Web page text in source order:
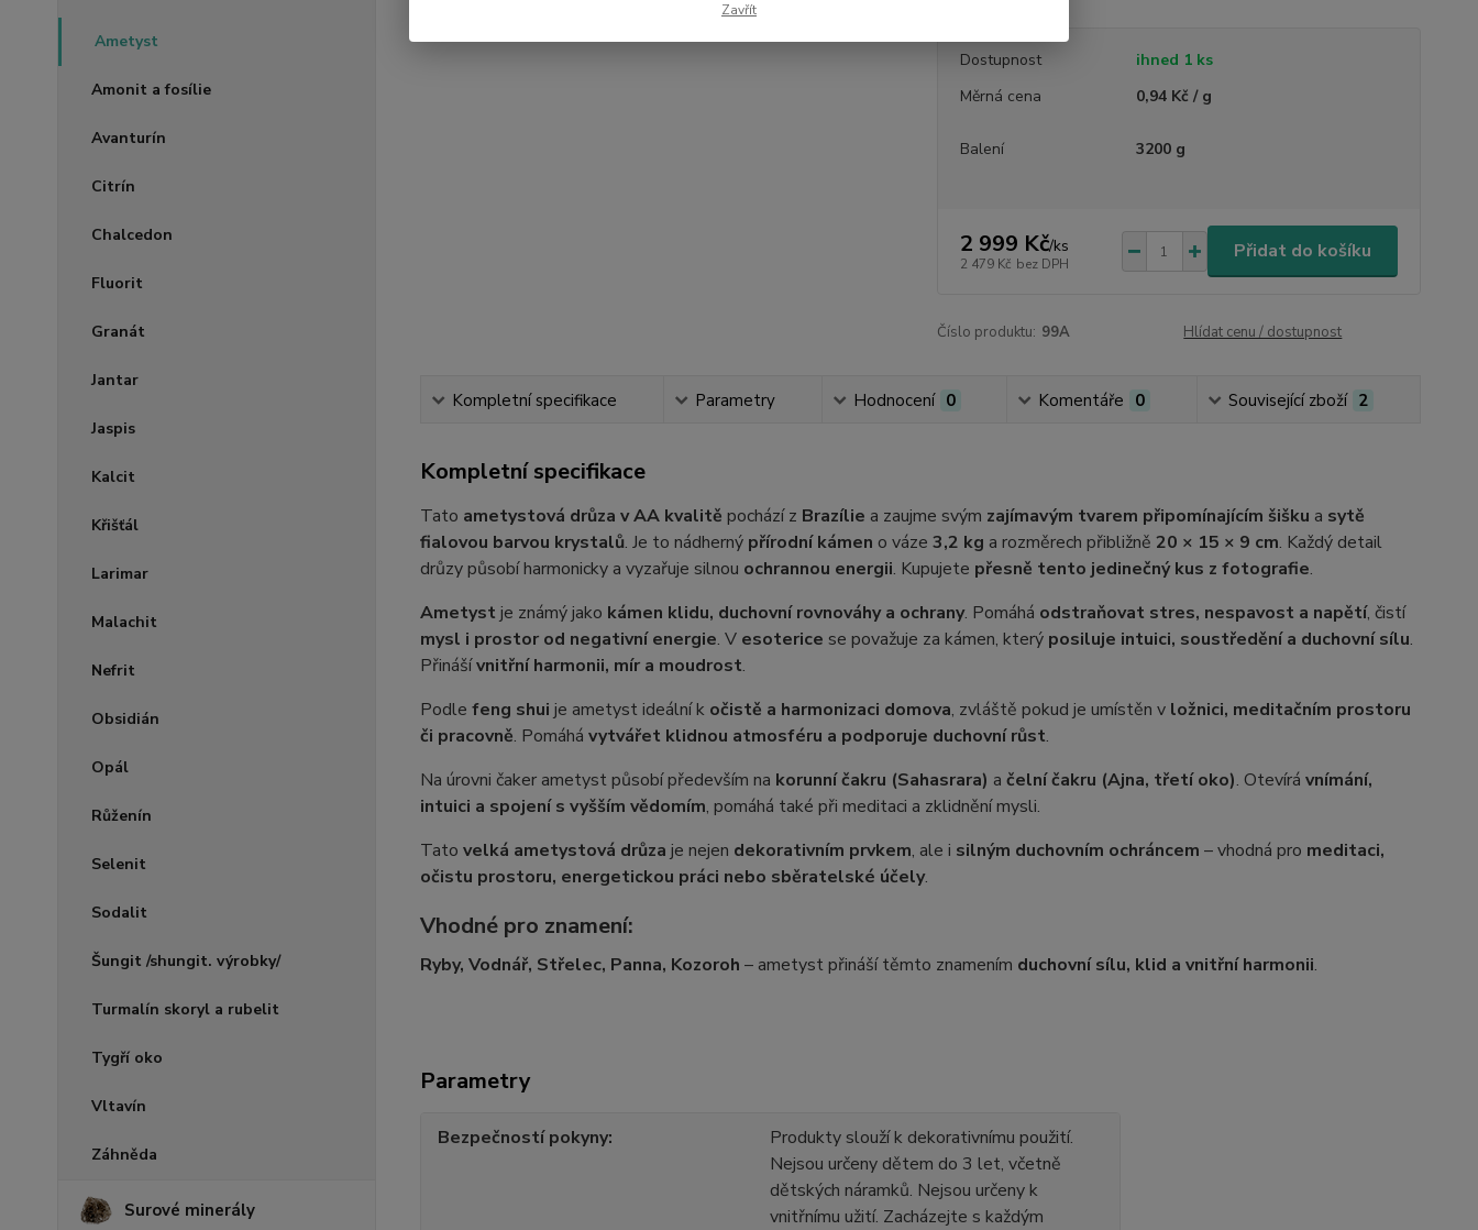
Ametyst
Amonit a fosílie
Avanturín
Citrín
Chalcedon
Fluorit
Granát
Jantar
Jaspis
Kalcit
Křišťál
Larimar
Malachit
Nefrit
Obsidián
Opál
Růženín
Selenit
Sodalit
Šungit /shungit. výrobky/
Turmalín skoryl a rubelit
Tygří oko
Vltavín
Záhněda
Surové minerály
Dostupnost
ihned 1 ks
Měrná cena
0,94 Kč / g
Balení 3200 g
2 999 Kč/ks
2 479 Kč bez DPH
Přidat do košíku
Číslo produktu: 99A Hlídat cenu / dostupnost
Kompletní specifikace Parametry Hodnocení 0 Komentáře 0 Související zboží 2
Kompletní specifikace
Tato ametystová drůza v AA kvalitě pochází z Brazílie a zaujme svým zajímavým tvarem připomínajícím šišku a sytě
fialovou barvou krystalů. Je to nádherný přírodní kámen o váze 3,2 kg a rozměrech přibližně 20 × 15 × 9 cm. Každý detail
drůzy působí harmonicky a vyzařuje silnou ochrannou energii. Kupujete přesně tento jedinečný kus z fotografie.
Ametyst je známý jako kámen klidu, duchovní rovnováhy a ochrany. Pomáhá odstraňovat stres, nespavost a napětí, čistí
mysl i prostor od negativní energie. V esoterice se považuje za kámen, který posiluje intuici, soustředění a duchovní sílu.
Přinášívnitřní harmonii, mír a moudrost.
Podle feng shui je ametyst ideální k očistě a harmonizaci domova, zvláště pokud je umístěn v ložnici, meditačním prostoru
či pracovně. Pomáhá vytvářet klidnou atmosféru a podporuje duchovní růst.
Na úrovni čaker ametyst působí především na korunní čakru (Sahasrara) a čelní čakru (Ajna, třetí oko). Otevírá vnímání,
intuici a spojení s vyšším vědomím, pomáhá také při meditaci a zklidnění mysli.
Tato velká ametystová drůza je nejen dekorativním prvkem, ale i silným duchovním ochráncem – vhodná pro meditaci,
očistu prostoru, energetickou práci nebo sběratelské účely.
Vhodné pro znamení:
Ryby, Vodnář, Střelec, Panna, Kozoroh – ametyst přináší těmto znamením duchovní sílu, klid a vnitřní harmonii.
Parametry
Bezpečností pokyny
Produkty slouží k dekorativnímu použití.
Nejsou určeny dětem do 3 let, včetně
dětských náramků. Nejsou určeny k
vnitřnímu užití. Zacházejte s každým
Zavřít